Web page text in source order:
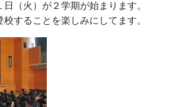
日（火）が２学期が始まります。
することを楽しみにしてます。